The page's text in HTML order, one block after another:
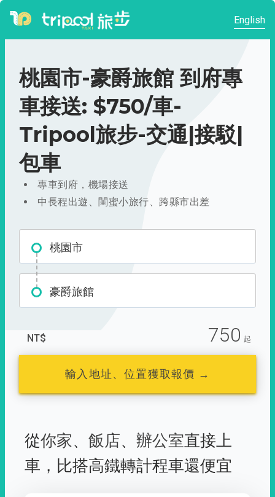
English
桃園市-豪爵旅館 到府專
車接送: $750/車-
Tripool旅步-交通|接駁|
包車
專車到府，機場接送
中長程出遊、閨蜜小旅行、跨縣市出差
桃園市
豪爵旅館
NT$ 750 起
輸入地址、位置獲取報價 →
從你家、 飯店、 辦公室直接上
車， 比搭高鐵轉計程車還便宜